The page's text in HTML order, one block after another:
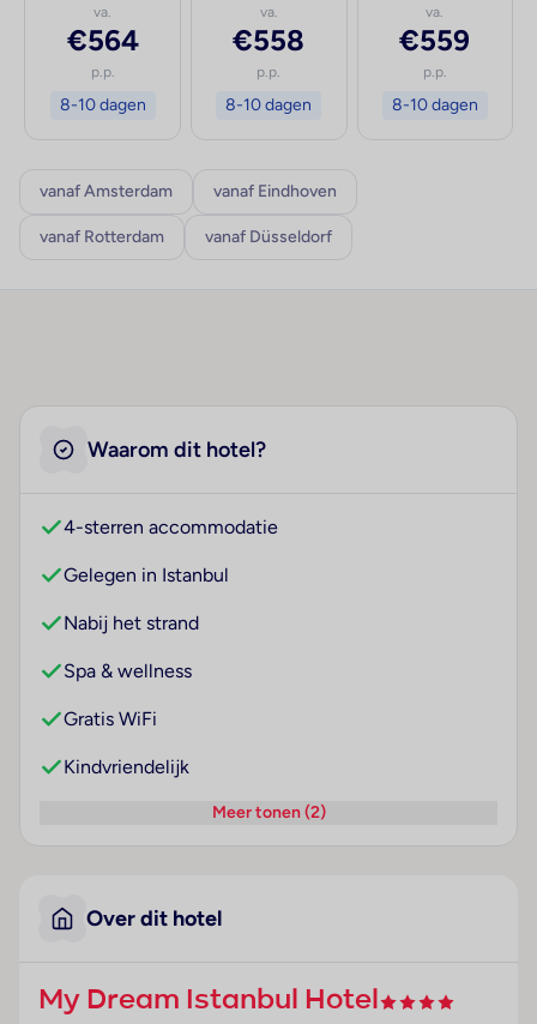
va.
€564
p.p.
8-10 dagen
va.
€558
p.p.
8-10 dagen
va.
€559
p.p.
8-10 dagen
vanaf Amsterdam vanaf Eindhoven
vanaf Rotterdam vanaf Düsseldorf
Waarom dit hotel?
4-sterren accommodatie
Gelegen in Istanbul
Nabij het strand
Spa & wellness
Gratis WiFi
Kindvriendelijk
Meer tonen (2)
Over dit hotel
My Dream Istanbul Hotel